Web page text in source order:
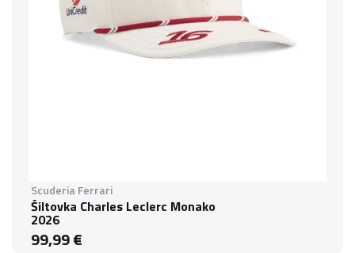
Scuderia Ferrari
Šiltovka Charles Leclerc Monako
2026
99,99 €